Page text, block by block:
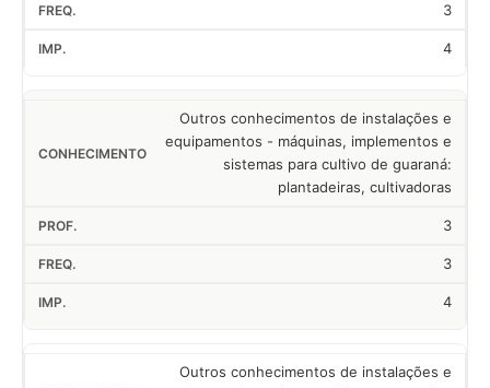
3
4
Outros conhecimentos de instalações e
equipamentos - máquinas, implementos e
sistemas para cultivo de guaraná:
plantadeiras, cultivadoras
3
3
4
Outros conhecimentos de instalações e